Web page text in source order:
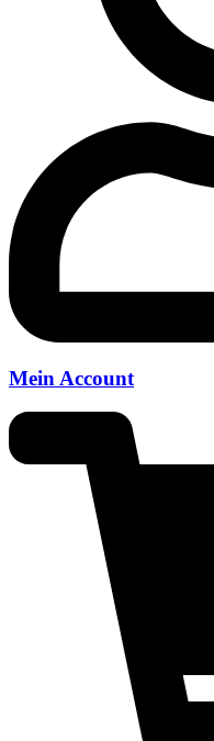
Mein Account